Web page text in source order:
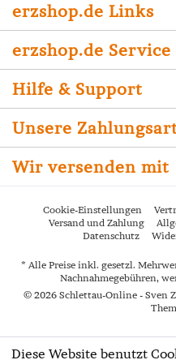
erzshop.de Links
erzshop.de Service
Hilfe & Support
Unsere
Wir versenden mit
Cookie-Einstellungen
Versand und Zahlung
Datenschutz
* Alle Preise inkl. gesetzl.
Nachnahmegebühren,
© 2026 Schlettau-Online - Sven
Diese Website benutzt